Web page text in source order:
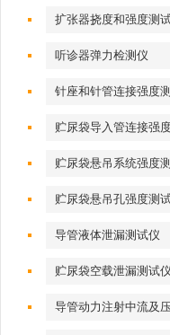
扩张器挠度和强度测
听诊器弹力检测仪
针座和针管连接强度
贮尿袋导入管连接强
贮尿袋悬吊系统强度
贮尿袋悬吊孔强度测
导管液体泄漏测试仪
贮尿袋空载泄漏测试仪
导管动力注射中流及